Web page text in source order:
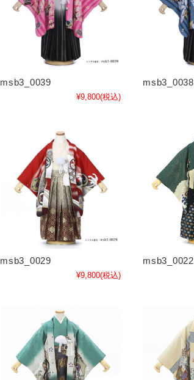
msb3_0039
¥9,800(税込)
msb3_0038
msb3_0029
¥9,800(税込)
msb3_0022